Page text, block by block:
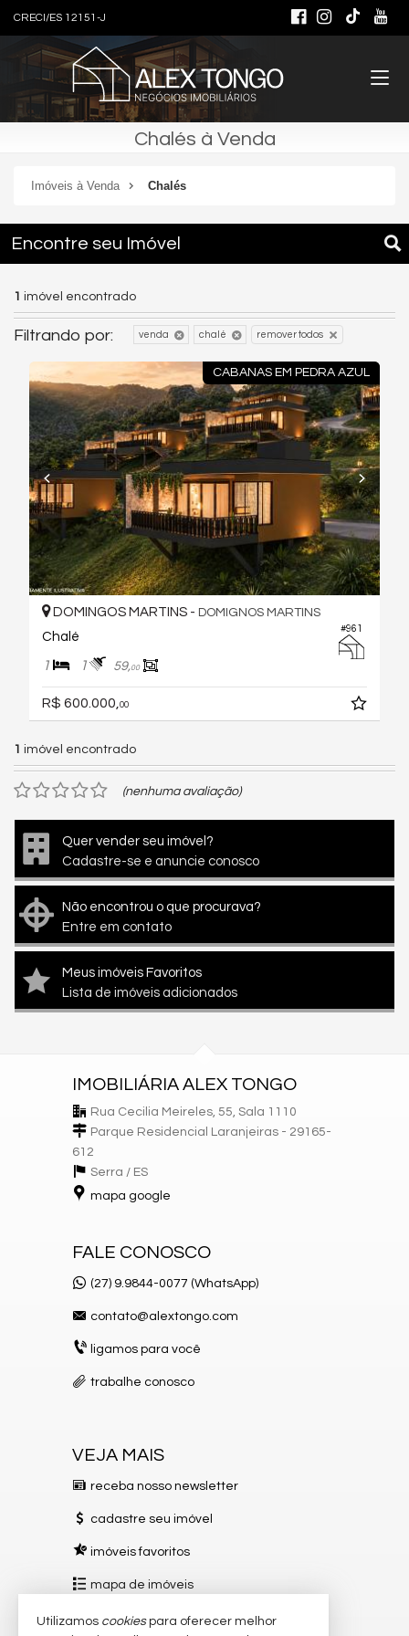
CRECI/ES 12151-J
Chalés à Venda
Imóveis à Venda Chalés
Encontre seu Imóvel
1 imóvel encontrado
Filtrando por: venda chalé remover todos
CABANAS EM PEDRA AZUL
#961
DOMINGOS MARTINS - DOMIGNOS MARTINS
Chalé
1 1 59,00
R$ 600.000, 00
1 imóvel encontrado
(nenhuma avaliação)
Quer vender seu imóvel?
Cadastre-se e anuncie conosco
Não encontrou o que procurava?
Entre em contato
Meus imóveis Favoritos
Lista de imóveis adicionados
IMOBILIÁRIA ALEX TONGO
Rua Cecilia Meireles, 55, Sala 1110
Parque Residencial Laranjeiras - 29165-
612
Serra / ES
mapa google
FALE CONOSCO
(27) 9.9844-0077 (WhatsApp)
contato@alextongo.com
ligamos para você
trabalhe conosco
VEJA MAIS
receba nosso newsletter
cadastre seu imóvel
imóveis favoritos
mapa de imóveis
REDES SOCIAIS
Utilizamos cookiespara oferecer melhor